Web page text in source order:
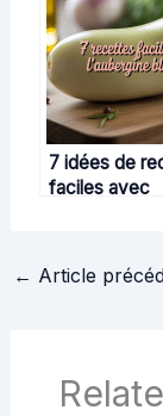
7 idées de
faciles avec
← Article